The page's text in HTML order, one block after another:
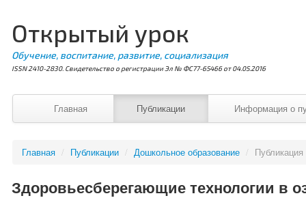
Открытый урок
Обучение, воспитание, развитие, социализация
ISSN 2410-2830. Свидетельство о регистрации Эл № ФС77-65466 от 04.05.2016
Главная Публикации Информация о
Главная / Публикации / Дошкольное образование /
Здоровьесберегающие технологии в